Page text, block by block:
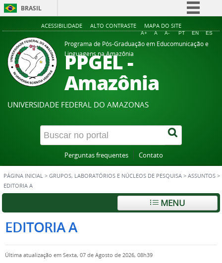
BRASIL
Simplifique!
Comunica BR
Legislação
Canais
ACESSIBILIDADE ALTO CONTRASTE MAPA DO SITE
A+ A A- PT EN ES
Programa de Pós-Graduação em Educomunicação e
Linguagens na Amazônia
PPGEL -
Amazônia
UNIVERSIDADE FEDERAL DO AMAZONAS
Perguntas frequentes Contato
PÁGINA INICIAL > GRUPOS, LABORATÓRIOS E NÚCLEOS DE PESQUISA > ASSUNTOS >
EDITORIA A
MENU
EDITORIA A
Última atualização em Sexta, 07 de Agosto de 2026, 08h39